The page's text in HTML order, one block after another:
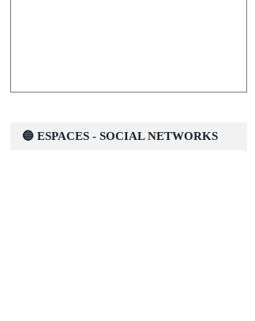
🔵 ESPACES - SOCIAL NETWORKS